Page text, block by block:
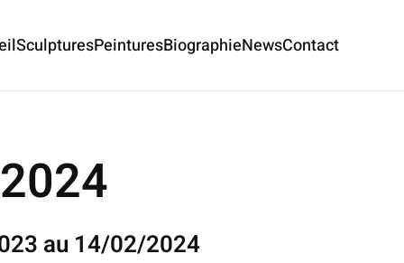
SculpturesPeinturesBiographieNewsContact
au 14/02/2024